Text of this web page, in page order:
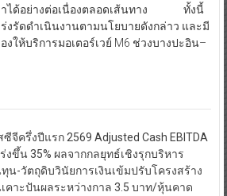
าได้อย่างต่อเนื่องตลอดเส้นทาง ทั้งนี้
งรัดดำเนินงานตามนโยบายดังกล่าว และมี
ให้บริการมอเตอร์เวย์ M6 ช่วงบางปะอิน–
ซีจีครึ่งปีแรก 2569 Adjusted Cash EBITDA
งขึ้น 35% ผลจากกลยุทธ์เชิงรุกบริหาร
น-วัตถุดิบวินัยการเงินเข้มปรับโครงสร้าง
คาะปันผลระหว่างกาล 3.5 บาท/หุ้นคาด